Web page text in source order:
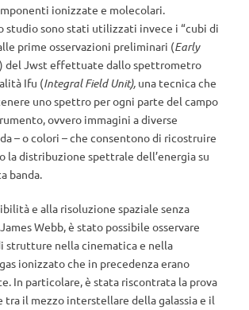
ionizzate e molecolari.
studio sono stati utilizzati invece i “cubi di
prime osservazioni preliminari (Early
) del Jwst effettuate dallo spettrometro
Ifu (Integral Field Unit), una tecnica che
uno spettro per ogni parte del campo
ovvero immagini a diverse
– o colori – che consentono di ricostruire
la distribuzione spettrale dell’energia su
banda.
e alla risoluzione spaziale senza
Webb, è stato possibile osservare
strutture nella cinematica e nella
ionizzato che in precedenza erano
In particolare, è stata riscontrata la prova
tra il mezzo interstellare della galassia e il